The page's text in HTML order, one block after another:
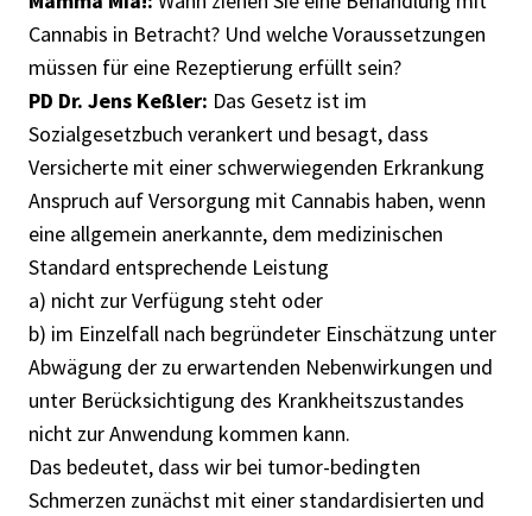
Cannabis in Betracht? Und welche Voraussetzungen
müssen für eine Rezeptierung erfüllt sein?
PD Dr. Jens Keßler: Das Gesetz ist im
Sozialgesetzbuch verankert und besagt, dass
Versicherte mit einer schwerwiegenden Erkrankung
Anspruch auf Versorgung mit Cannabis haben, wenn
eine allgemein anerkannte, dem medizinischen
Standard entsprechende Leistung
a) nicht zur Verfügung steht oder
b) im Einzelfall nach begründeter Einschätzung unter
Abwägung der zu erwartenden Nebenwirkungen und
unter Berücksichtigung des Krankheitszustandes
nicht zur Anwendung kommen kann.
Das bedeutet, dass wir bei tumor-bedingten
Schmerzen zunächst mit einer standardisierten und